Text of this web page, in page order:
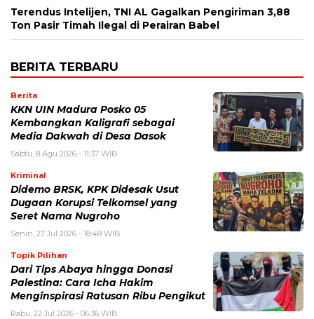
Terendus Intelijen, TNI AL Gagalkan Pengiriman 3,88
Ton Pasir Timah Ilegal di Perairan Babel
BERITA TERBARU
Berita
KKN UIN Madura Posko 05
Kembangkan Kaligrafi sebagai
Media Dakwah di Desa Dasok
Sabtu, 8 Agu 2026 - 11:37 WIB
Kriminal
Didemo BRSK, KPK Didesak Usut
Dugaan Korupsi Telkomsel yang
Seret Nama Nugroho
Senin, 27 Jul 2026 - 18:48 WIB
Topik Pilihan
Dari Tips Abaya hingga Donasi
Palestina: Cara Icha Hakim
Menginspirasi Ratusan Ribu Pengikut
Rabu, 22 Jul 2026 - 06:36 WIB